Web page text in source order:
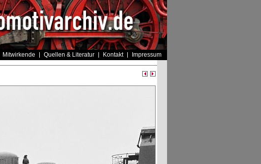
Mitwirkende Quellen & Literatur Kontakt Impressum